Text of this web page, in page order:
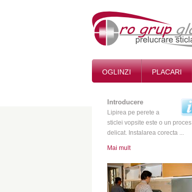
OGLINZI PLACARI
Introducere
Lipirea pe perete a
sticlei vopsite este o un proces
delicat. Instalarea corecta ...
Mai mult